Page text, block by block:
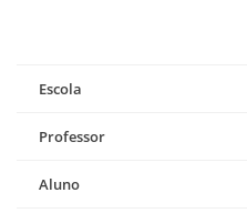
Escola
Professor
Aluno